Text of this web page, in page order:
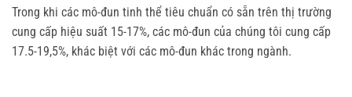
Trong khi các mô-đun tinh thể tiêu chuẩn có sẵn trên thị trường
cung cấp hiệu suất 15-17%, các mô-đun của chúng tôi cung cấp
17.5-19,5%, khác biệt với các mô-đun khác trong ngành.